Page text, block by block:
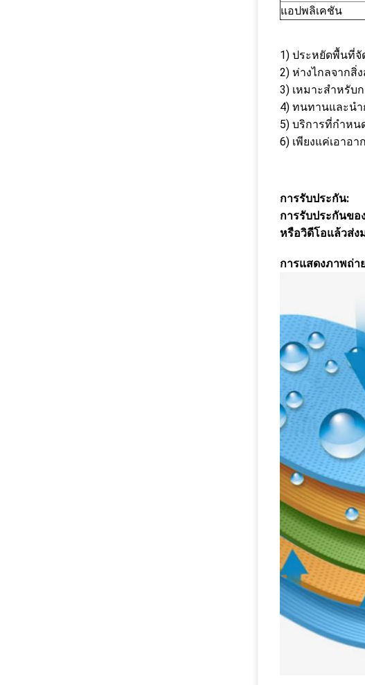
แอปพลิเคชัน
1) ประหยัดพื้นที่จั
2) ห่างไกลจากสิ่
3) เหมาะสำหรับ
4) ทนทานและน
5) บริการที่กำหน
6) เพียงแค่เอาอ
การรับประกัน:
การรับประกันข
หรือวิดีโอแล้วส่ง
การแสดงภาพถ่า